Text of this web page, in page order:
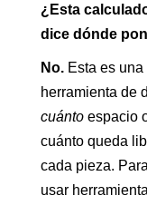
¿Esta
dice dónde
No.Esta es una
herramienta de
cuántoespacio
cuánto queda
cada pieza.
usar